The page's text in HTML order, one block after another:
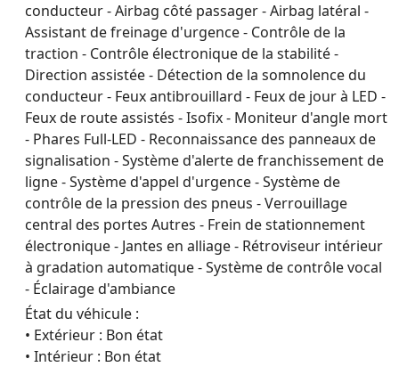
conducteur - Airbag côté passager - Airbag latéral -
Assistant de freinage d'urgence - Contrôle de la
traction - Contrôle électronique de la stabilité -
Direction assistée - Détection de la somnolence du
conducteur - Feux antibrouillard - Feux de jour à LED -
Feux de route assistés - Isofix - Moniteur d'angle mort
- Phares Full-LED - Reconnaissance des panneaux de
signalisation - Système d'alerte de franchissement de
ligne - Système d'appel d'urgence - Système de
contrôle de la pression des pneus - Verrouillage
central des portes Autres - Frein de stationnement
électronique - Jantes en alliage - Rétroviseur intérieur
à gradation automatique - Système de contrôle vocal
- Éclairage d'ambiance
État du véhicule :
• Extérieur : Bon état
• Intérieur : Bon état